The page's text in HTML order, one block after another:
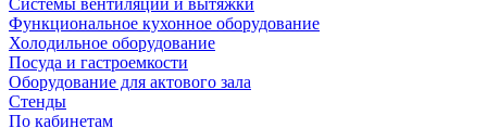
Системы вентиляции и вытяжки
Функциональное кухонное оборудование
Холодильное оборудование
Посуда и гастроемкости
Оборудование для актового зала
Стенды
По кабинетам